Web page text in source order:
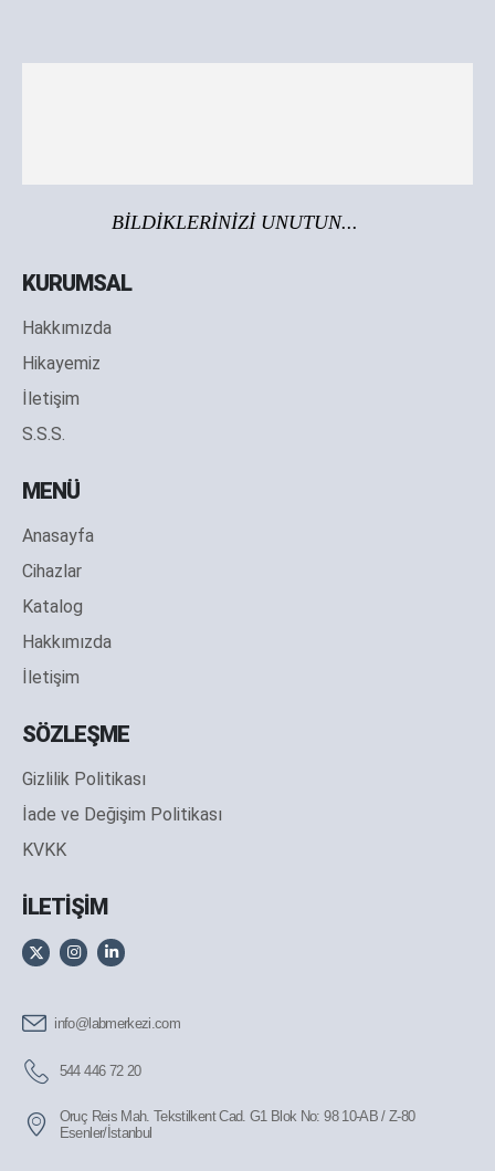
BİLDİKLERİNİZİ UNUTUN...
KURUMSAL
Hakkımızda
Hikayemiz
İletişim
S.S.S.
MENÜ
Anasayfa
Cihazlar
Katalog
Hakkımızda
İletişim
SÖZLEŞME
Gizlilik Politikası
İade ve Değişim Politikası
KVKK
İLETİŞİM
info@labmerkezi.com
544 446 72 20
Oruç Reis Mah. Tekstilkent Cad. G1 Blok No: 98 10-AB / Z-80
Esenler/İstanbul